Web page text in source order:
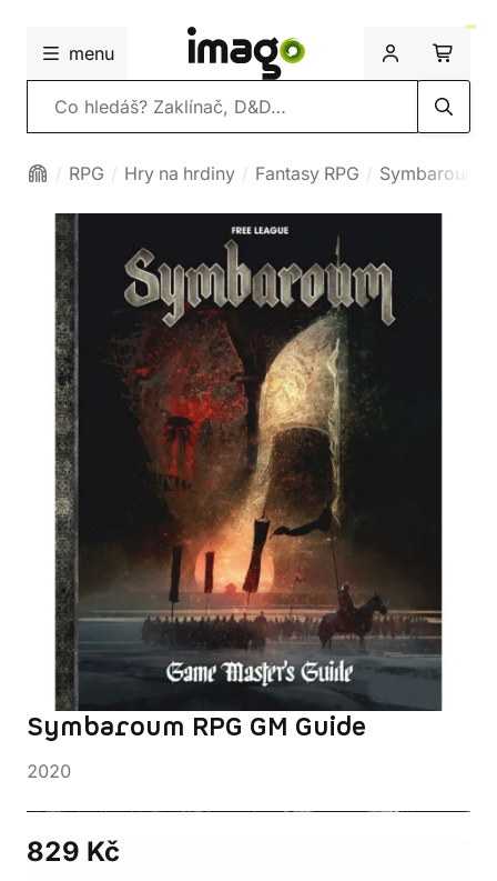
menu
Vyhledávání
RPG Hry na hrdiny Fantasy RPG Symbaroum
Symbaroum RPG GM Guide
2020
829 Kč